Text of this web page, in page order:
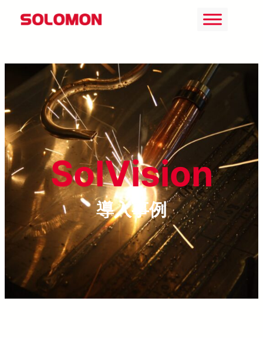
Skip
SolVision
導入事例